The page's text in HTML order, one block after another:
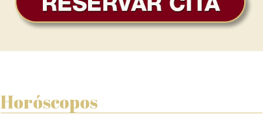
Horóscopos